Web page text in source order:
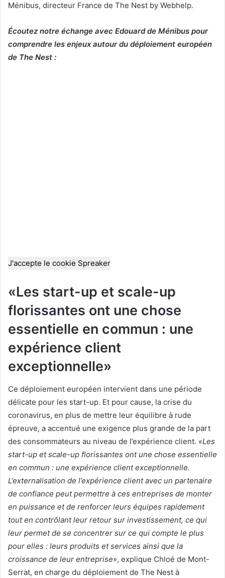
Ménibus, directeur France de The Nest by Webhelp.
Écoutez notre échange avec Edouard de Ménibus pour
comprendre les enjeux autour du déploiement européen
de The Nest :
J'accepte le cookie Spreaker
«Les start-up et scale-up
florissantes ont une chose
essentielle en commun : une
expérience client
exceptionnelle»
Ce déploiement européen intervient dans une période
délicate pour les start-up. Et pour cause, la crise du
coronavirus, en plus de mettre leur équilibre à rude
épreuve, a accentué une exigence plus grande de la part
des consommateurs au niveau de l’expérience client. «Les
start-up et scale-up florissantes ont une chose essentielle
en commun : une expérience client exceptionnelle.
L’externalisation de l’expérience client avec un partenaire
de confiance peut permettre à ces entreprises de monter
en puissance et de renforcer leurs équipes rapidement
tout en contrôlant leur retour sur investissement, ce qui
leur permet de se concentrer sur ce qui compte le plus
pour elles : leurs produits et services ainsi que la
croissance de leur entreprise», explique Chloé de Mont-
Serrat, en charge du déploiement de The Nest à